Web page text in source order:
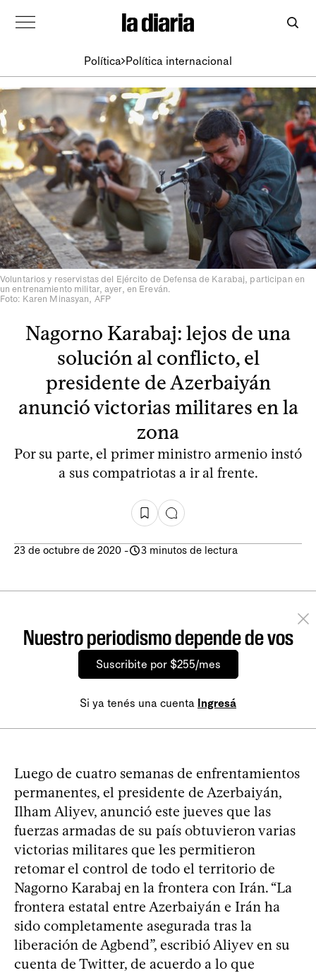
Política Política internacional
Voluntarios y reservistas del Ejército de Defensa de Karabaj, participan en
un entrenamiento militar, ayer, en Ereván.
Foto: Karen Minasyan, AFP
Nagorno Karabaj: lejos de una
solución al conflicto, el
presidente de Azerbaiyán
anunció victorias militares en la
zona
Por su parte, el primer ministro armenio instó
a sus compatriotas a ir al frente.
23 de octubre de 2020 - 3 minutos de lectura
Nuestro periodismo depende de vos
Suscribite por $255/mes
Si ya tenés una cuenta Ingresá
Luego de cuatro semanas de enfrentamientos
permanentes, el presidente de Azerbaiyán,
Ilham Aliyev, anunció este jueves que las
fuerzas armadas de su país obtuvieron varias
victorias militares que les permitieron
retomar el control de todo el territorio de
Nagorno Karabaj en la frontera con Irán. “La
frontera estatal entre Azerbaiyán e Irán ha
sido completamente asegurada tras la
liberación de Agbend”, escribió Aliyev en su
cuenta de Twitter, de acuerdo a lo que